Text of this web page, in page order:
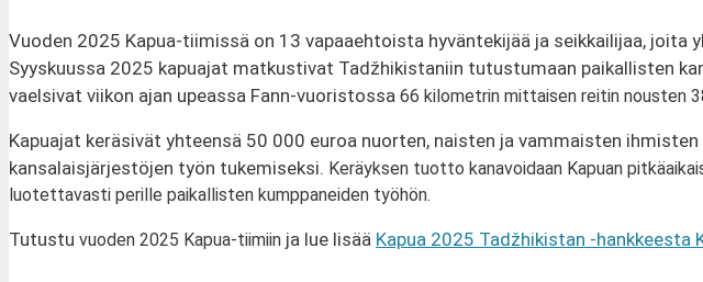
Vuoden 2025 Kapua-tiimissä on 13 vapaaehtoista hyväntekijää ja seikkailijaa, joita
Syyskuussa 2025 kapuajat matkustivat Tadžhikistaniin tutustumaan paikallisten
vaelsivat viikon ajan upeassa Fann-vuoristossa 66 kilometrin mittaisen reitin nousten
Kapuajat keräsivät yhteensä 50 000 euroa nuorten, naisten ja vammaisten
kansalaisjärjestöjen työn tukemiseksi. Keräyksen tuotto kanavoidaan Kapuan
luotettavasti perille paikallisten kumppaneiden työhön.
Tutustu vuoden 2025 Kapua-tiimiin ja lue lisää Kapua 2025 Tadžhikistan -hankkeesta